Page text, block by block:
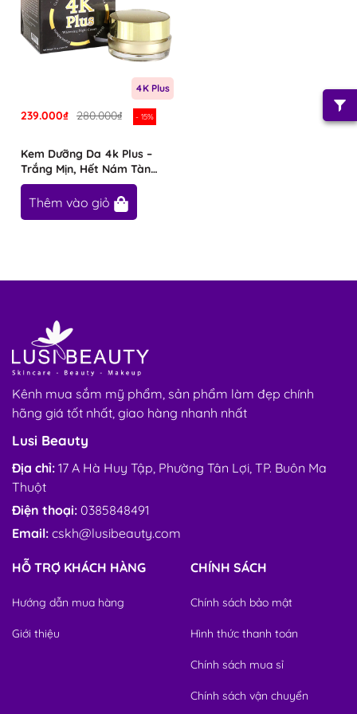
4K Plus
239.000₫ 280.000₫ - 15%
Kem Dưỡng Da 4k Plus –
Trắng Mịn, Hết Nám Tàn
Nhang
Thêm vào giỏ
Kênh mua sắm mỹ phẩm, sản phẩm làm đẹp chính
hãng giá tốt nhất, giao hàng nhanh nhất
Lusi Beauty
Địa chỉ: 17 A Hà Huy Tập, Phường Tân Lợi, TP. Buôn Ma
Thuột
Điện thoại: 0385848491
Email: cskh@lusibeauty.com
HỖ TRỢ KHÁCH HÀNG
Hướng dẫn mua hàng
Giới thiệu
CHÍNH SÁCH
Chính sách bảo mật
Hình thức thanh toán
Chính sách mua sỉ
Chính sách vận chuyển